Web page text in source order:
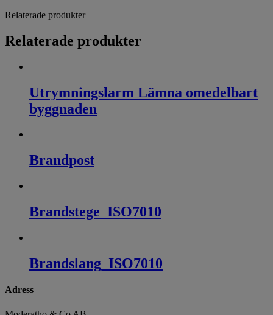
Relaterade produkter
Relaterade produkter
Utrymningslarm Lämna omedelbart
byggnaden
Brandpost
Brandstege_ISO7010
Brandslang_ISO7010
Adress